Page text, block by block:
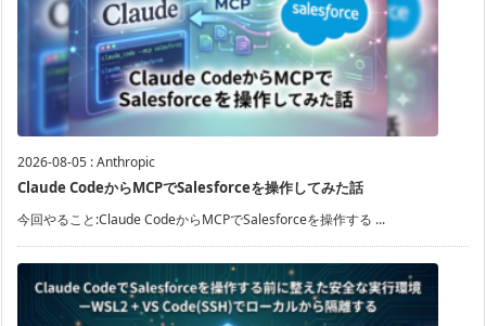
2026-08-05 :Anthropic
Claude CodeからMCPでSalesforceを操作してみた話
今回やること:Claude CodeからMCPでSalesforceを操作する ...